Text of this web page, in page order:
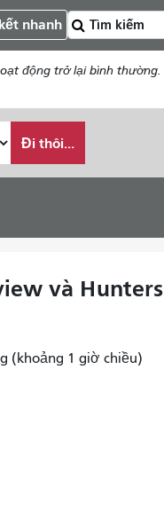
nhanh
động trở lại bình thường.
Đi thôi...
và Hunters
(khoảng 1 giờ chiều)